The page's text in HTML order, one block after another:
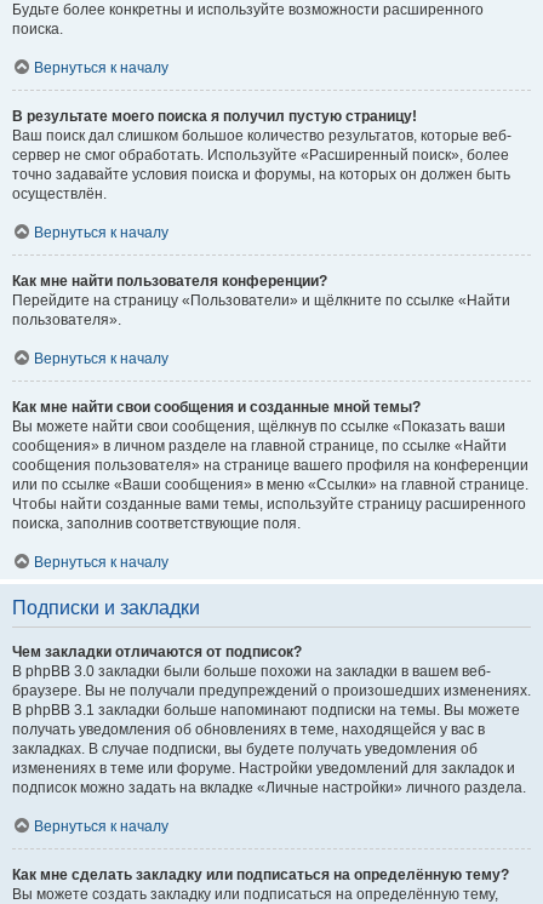
Будьте более конкретны и используйте возможности расширенного
поиска.
Вернуться к началу
В результате моего поиска я получил пустую страницу!
Ваш поиск дал слишком большое количество результатов, которые веб-
сервер не смог обработать. Используйте «Расширенный поиск», более
точно задавайте условия поиска и форумы, на которых он должен быть
осуществлён.
Вернуться к началу
Как мне найти пользователя конференции?
Перейдите на страницу «Пользователи» и щёлкните по ссылке «Найти
пользователя».
Вернуться к началу
Как мне найти свои сообщения и созданные мной темы?
Вы можете найти свои сообщения, щёлкнув по ссылке «Показать ваши
сообщения» в личном разделе на главной странице, по ссылке «Найти
сообщения пользователя» на странице вашего профиля на конференции
или по ссылке «Ваши сообщения» в меню «Ссылки» на главной странице.
Чтобы найти созданные вами темы, используйте страницу расширенного
поиска, заполнив соответствующие поля.
Вернуться к началу
Подписки и закладки
Чем закладки отличаются от подписок?
В phpBB 3.0 закладки были больше похожи на закладки в вашем веб-
браузере. Вы не получали предупреждений о произошедших изменениях.
В phpBB 3.1 закладки больше напоминают подписки на темы. Вы можете
получать уведомления об обновлениях в теме, находящейся у вас в
закладках. В случае подписки, вы будете получать уведомления об
изменениях в теме или форуме. Настройки уведомлений для закладок и
подписок можно задать на вкладке «Личные настройки» личного раздела.
Вернуться к началу
Как мне сделать закладку или подписаться на определённую тему?
Вы можете создать закладку или подписаться на определённую тему,